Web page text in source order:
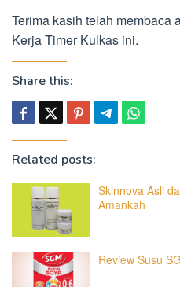
Terima kasih telah membaca
Kerja Timer Kulkas ini.
Share this:
Related posts:
Skinnova Asli
Amankah
Review Susu